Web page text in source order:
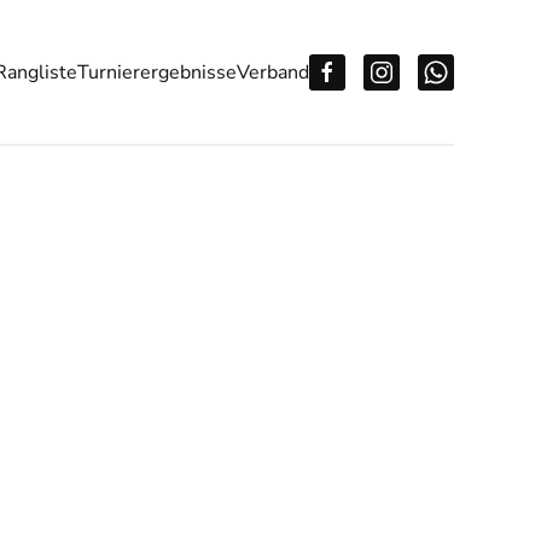
TurnierergebnisseVerband